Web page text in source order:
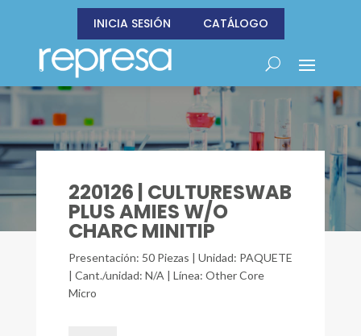
INICIA SESIÓN CATÁLOGO
220126 | CULTURESWAB
PLUS AMIES W/O
CHARC MINITIP
Presentación: 50 Piezas | Unidad: PAQUETE
| Cant./unidad: N/A | Línea: Other Core
Micro